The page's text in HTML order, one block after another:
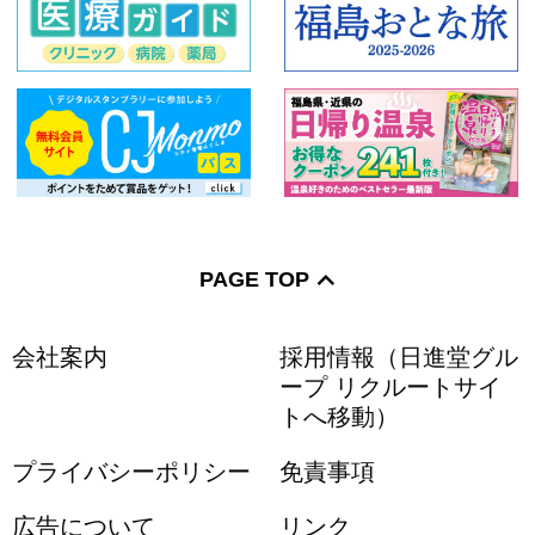
PAGE TOP
会社案内
採用情報（日進堂グル
ープ リクルートサイ
トへ移動）
プライバシーポリシー 免責事項
広告について リンク